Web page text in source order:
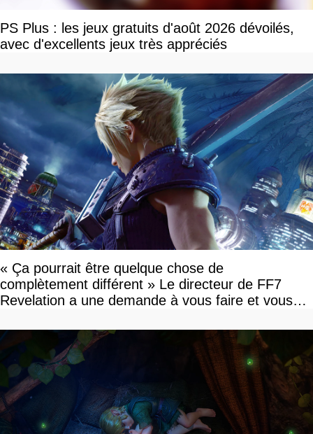
PS Plus : les jeux gratuits d'août 2026 dévoilés,
avec d'excellents jeux très appréciés
« Ça pourrait être quelque chose de
complètement différent » Le directeur de FF7
Revelation a une demande à vous faire et vous